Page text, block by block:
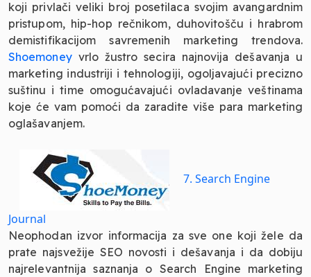
koji privlači veliki broj posetilaca svojim avangardnim
pristupom, hip-hop rečnikom, duhovitošču i hrabrom
demistifikacijom savremenih marketing trendova.
Shoemoneyvrlo žustro secira najnovija dešavanja u
marketing industriji i tehnologiji, ogoljavajući precizno
suštinu i time omogućavajući ovladavanje veštinama
koje će vam pomoći da zaradite više para marketing
oglašavanjem.
7. Search Engine
Journal
Neophodan izvor informacija za sve one koji žele da
prate najsvežije SEO novosti i dešavanja i da dobiju
najrelevantnija saznanja o Search Engine marketing